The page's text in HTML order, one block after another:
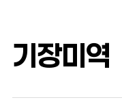
기장미역